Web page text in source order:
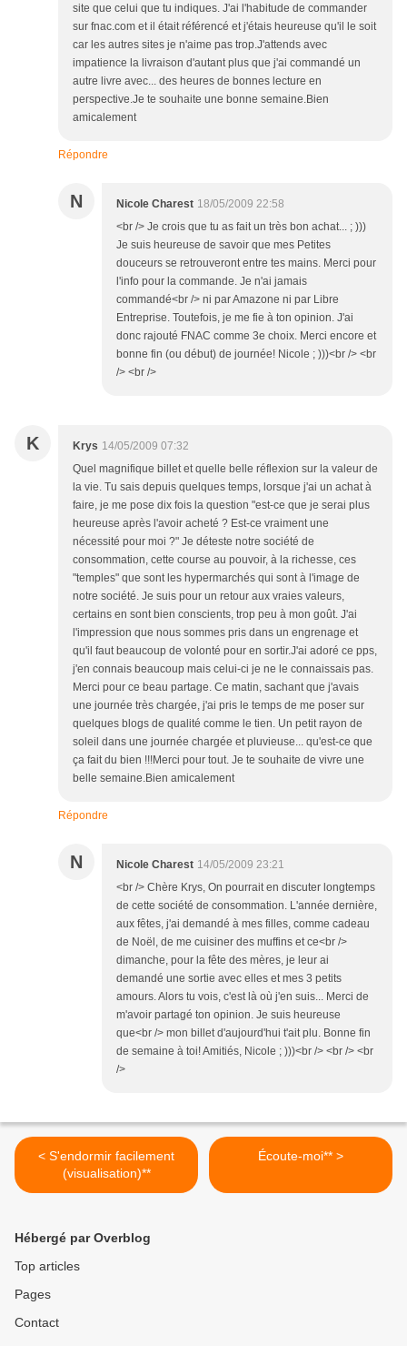
site que celui que tu indiques. J'ai l'habitude de commander
sur fnac.com et il était référencé et j'étais heureuse qu'il le soit
car les autres sites je n'aime pas trop.J'attends avec
impatience la livraison d'autant plus que j'ai commandé un
autre livre avec... des heures de bonnes lecture en
perspective.Je te souhaite une bonne semaine.Bien
amicalement
Répondre
N Nicole Charest 18/05/2009 22:58
<br /> Je crois que tu as fait un très bon achat... ; )))
Je suis heureuse de savoir que mes Petites
douceurs se retrouveront entre tes mains. Merci pour
l'info pour la commande. Je n'ai jamais
commandé<br /> ni par Amazone ni par Libre
Entreprise. Toutefois, je me fie à ton opinion. J'ai
donc rajouté FNAC comme 3e choix. Merci encore et
bonne fin (ou début) de journée! Nicole ; )))<br /> <br
/> <br />
K Krys 14/05/2009 07:32
Quel magnifique billet et quelle belle réflexion sur la valeur de
la vie. Tu sais depuis quelques temps, lorsque j'ai un achat à
faire, je me pose dix fois la question "est-ce que je serai plus
heureuse après l'avoir acheté ? Est-ce vraiment une
nécessité pour moi ?" Je déteste notre société de
consommation, cette course au pouvoir, à la richesse, ces
"temples" que sont les hypermarchés qui sont à l'image de
notre société. Je suis pour un retour aux vraies valeurs,
certains en sont bien conscients, trop peu à mon goût. J'ai
l'impression que nous sommes pris dans un engrenage et
qu'il faut beaucoup de volonté pour en sortir.J'ai adoré ce pps,
j'en connais beaucoup mais celui-ci je ne le connaissais pas.
Merci pour ce beau partage. Ce matin, sachant que j'avais
une journée très chargée, j'ai pris le temps de me poser sur
quelques blogs de qualité comme le tien. Un petit rayon de
soleil dans une journée chargée et pluvieuse... qu'est-ce que
ça fait du bien !!!Merci pour tout. Je te souhaite de vivre une
belle semaine.Bien amicalement
Répondre
N Nicole Charest 14/05/2009 23:21
<br /> Chère Krys, On pourrait en discuter longtemps
de cette société de consommation. L'année dernière,
aux fêtes, j'ai demandé à mes filles, comme cadeau
de Noël, de me cuisiner des muffins et ce<br />
dimanche, pour la fête des mères, je leur ai
demandé une sortie avec elles et mes 3 petits
amours. Alors tu vois, c'est là où j'en suis... Merci de
m'avoir partagé ton opinion. Je suis heureuse
que<br /> mon billet d'aujourd'hui t'ait plu. Bonne fin
de semaine à toi! Amitiés, Nicole ; )))<br /> <br /> <br
/>
< S'endormir facilement
(visualisation)**
Écoute-moi** >
Hébergé par Overblog
Top articles
Pages
Contact